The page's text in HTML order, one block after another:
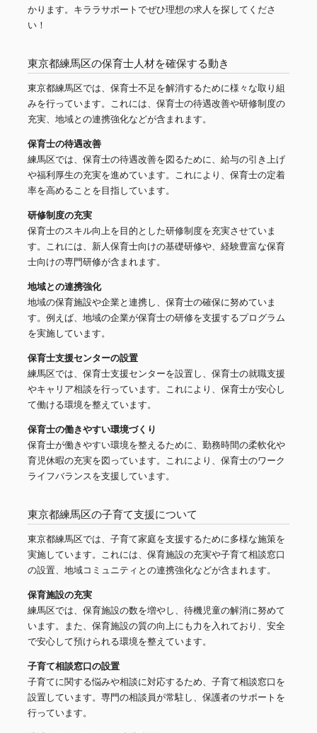
かります。キララサポートでぜひ理想の求人を探してくださ
い！
東京都練馬区の保育士人材を確保する動き
東京都練馬区では、保育士不足を解消するために様々な取り組
みを行っています。これには、保育士の待遇改善や研修制度の
充実、地域との連携強化などが含まれます。
保育士の待遇改善
練馬区では、保育士の待遇改善を図るために、給与の引き上げ
や福利厚生の充実を進めています。これにより、保育士の定着
率を高めることを目指しています。
研修制度の充実
保育士のスキル向上を目的とした研修制度を充実させていま
す。これには、新人保育士向けの基礎研修や、経験豊富な保育
士向けの専門研修が含まれます。
地域との連携強化
地域の保育施設や企業と連携し、保育士の確保に努めていま
す。例えば、地域の企業が保育士の研修を支援するプログラム
を実施しています。
保育士支援センターの設置
練馬区では、保育士支援センターを設置し、保育士の就職支援
やキャリア相談を行っています。これにより、保育士が安心し
て働ける環境を整えています。
保育士の働きやすい環境づくり
保育士が働きやすい環境を整えるために、勤務時間の柔軟化や
育児休暇の充実を図っています。これにより、保育士のワーク
ライフバランスを支援しています。
東京都練馬区の子育て支援について
東京都練馬区では、子育て家庭を支援するために多様な施策を
実施しています。これには、保育施設の充実や子育て相談窓口
の設置、地域コミュニティとの連携強化などが含まれます。
保育施設の充実
練馬区では、保育施設の数を増やし、待機児童の解消に努めて
います。また、保育施設の質の向上にも力を入れており、安全
で安心して預けられる環境を整えています。
子育て相談窓口の設置
子育てに関する悩みや相談に対応するため、子育て相談窓口を
設置しています。専門の相談員が常駐し、保護者のサポートを
行っています。